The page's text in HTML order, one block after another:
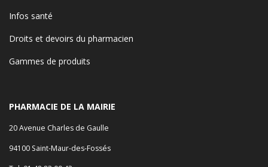
Infos santé
Droits et devoirs du pharmacien
Gammes de produits
PHARMACIE DE LA MAIRIE
20 Avenue Charles de Gaulle
94100 Saint-Maur-des-Fossés